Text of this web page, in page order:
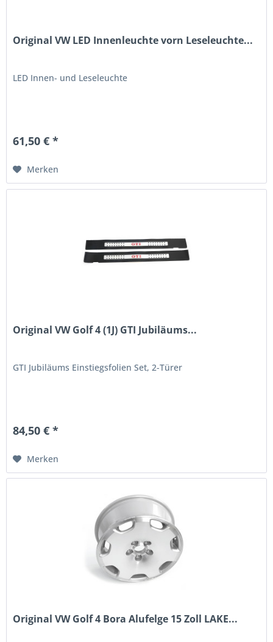
Original VW LED Innenleuchte vorn Leseleuchte...
LED Innen- und Leseleuchte
61,50 € *
Merken
Original VW Golf 4 (1J) GTI Jubiläums...
GTI Jubiläums Einstiegsfolien Set, 2-Türer
84,50 € *
Merken
Original VW Golf 4 Bora Alufelge 15 Zoll LAKE...